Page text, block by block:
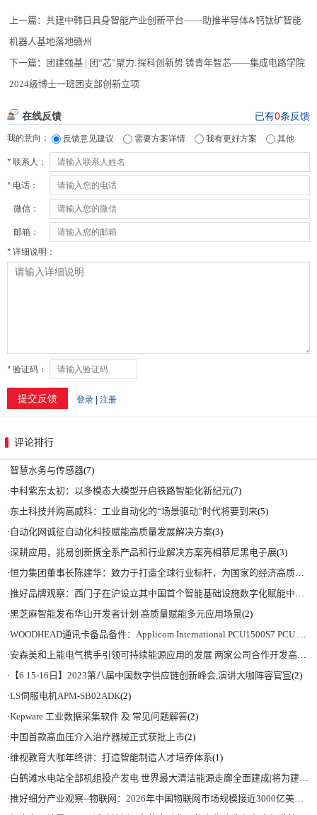
上一篇：共建中韩日具身智能产业创新平台——助推半导体&钙钛矿智能
机器人基地落地赣州
下一篇： 团建强基 | 团“芯”聚力:探科创新势 铸青年智芯——集成电路学院
2024级博士一班团支部创新立项
评论排行
·智慧水务与传感器(7)
·中科紫东太初：以多模态大模型开启铁路智能化新纪元(7)
·东土科技并购高威科：工业自动化的“场景驱动”时代将要到来(5)
· 自动化网诚征自动化科技赋能高质量发展解决方案(3)
·深耕应用，兆易创新携全系产品和行业解决方案亮相慕尼黑电子展(3)
·恒力集团董事长陈建华：致力于打造全球行业标杆，为国家的经济高质量发展贡献更大力量|上海电气集团党委书记、董事长吴磊来访
·推好品牌观察：西门子在沪设立其中国首个智能基础设施数字化赋能中心
·黑芝麻智能发布华山开发者计划 高质量赋能多元应用场景(2)
·WOODHEAD通讯卡备品备件：Applicom International PCU1500S7 PCU 1500 S7 V4.5.0
·安森美和上能电气携手引领可持续能源应用的发展 两家公司合作开发高性能储能和太阳能组串式逆变器方案 以实现可持续的未来
· 【6.15-16日】2023第八届中国数字供应链创新峰会,演讲大咖阵容官宣(2)
·LS伺服电机APM-SB02ADK(2)
·Kepware 工业数据采集软件 及 常见问题解答(2)
·中国首款高血压介入治疗器械正式获批上市(2)
·维视教育大咖年终讲：打造智能制造人才培养体系(1)
·白鹤滩水电站全部机组投产发电 世界最大清洁能源走廊全面建成|将为建设新型能源体系、保障国家能源安全、实现“双碳”目标提供有力支撑
·推好细分产业观察--物联网：2026年中国物联网市场规模接近3000亿美元 智慧工厂、智慧城市、智慧电网等将占60%以上